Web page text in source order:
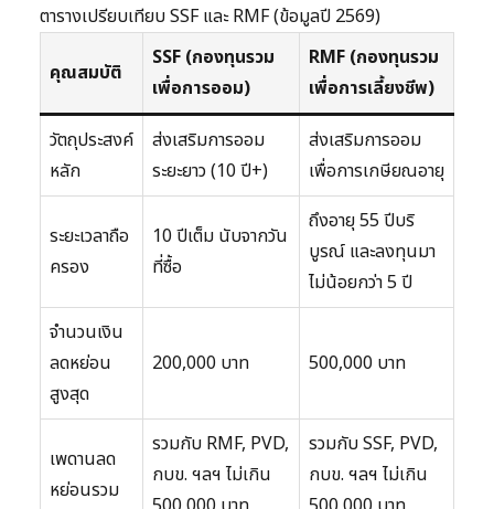
ตารางเปรียบเทียบ SSF และ RMF (ข้อมูลปี 2569)
คุณสมบัติ
SSF (กองทุนรวม
เพื่อการออม)
RMF (กองทุนรวม
เพื่อการเลี้ยงชีพ)
วัตถุประสงค์
หลัก
ส่งเสริมการออม
ระยะยาว (10 ปี+)
ส่งเสริมการออม
เพื่อการเกษียณอายุ
ระยะเวลาถือ
ครอง
10 ปีเต็ม นับจากวัน
ที่ซื้อ
ถึงอายุ 55 ปีบริ
บูรณ์ และลงทุนมา
ไม่น้อยกว่า 5 ปี
จำนวนเงิน
ลดหย่อน
สูงสุด
200,000 บาท 500,000 บาท
เพดานลด
หย่อนรวม
รวมกับ RMF, PVD,
กบข. ฯลฯ ไม่เกิน
รวมกับ SSF, PVD,
กบข. ฯลฯ ไม่เกิน